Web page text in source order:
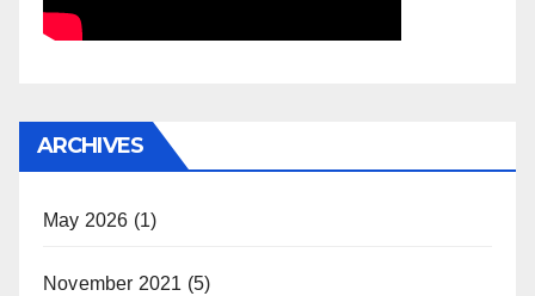
ARCHIVES
May 2026 (1)
November 2021 (5)